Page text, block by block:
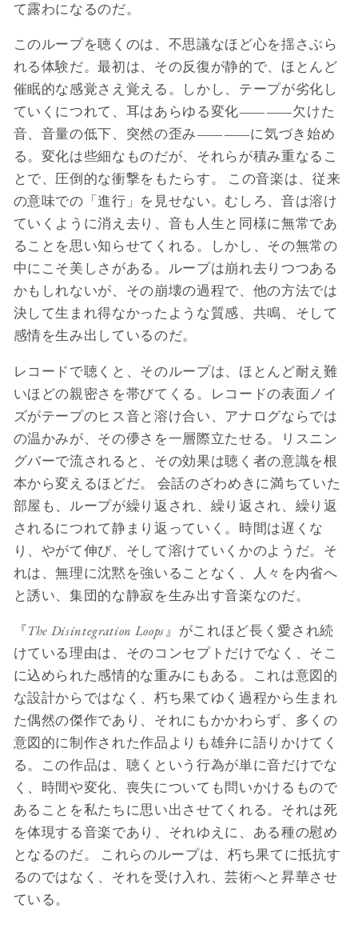
て露わになるのだ。
このループを聴くのは、不思議なほど心を揺さぶら
れる体験だ。最初は、その反復が静的で、ほとんど
催眠的な感覚さえ覚える。しかし、テープが劣化し
ていくにつれて、耳はあらゆる変化――欠けた
音、音量の低下、突然の歪み――に気づき始め
る。変化は些細なものだが、それらが積み重なるこ
とで、圧倒的な衝撃をもたらす。 この音楽は、従来
の意味での「進行」を見せない。むしろ、音は溶け
ていくように消え去り、音も人生と同様に無常であ
ることを思い知らせてくれる。しかし、その無常の
中にこそ美しさがある。ループは崩れ去りつつある
かもしれないが、その崩壊の過程で、他の方法では
決して生まれ得なかったような質感、共鳴、そして
感情を生み出しているのだ。
レコードで聴くと、そのループは、ほとんど耐え難
いほどの親密さを帯びてくる。レコードの表面ノイ
ズがテープのヒス音と溶け合い、アナログならでは
の温かみが、その儚さを一層際立たせる。リスニン
グバーで流されると、その効果は聴く者の意識を根
本から変えるほどだ。 会話のざわめきに満ちていた
部屋も、ループが繰り返され、繰り返され、繰り返
されるにつれて静まり返っていく。時間は遅くな
り、やがて伸び、そして溶けていくかのようだ。そ
れは、無理に沈黙を強いることなく、人々を内省へ
と誘い、集団的な静寂を生み出す音楽なのだ。
『The Disintegration Loops』がこれほど長く愛され続
けている理由は、そのコンセプトだけでなく、そこ
に込められた感情的な重みにもある。これは意図的
な設計からではなく、朽ち果てゆく過程から生まれ
た偶然の傑作であり、それにもかかわらず、多くの
意図的に制作された作品よりも雄弁に語りかけてく
る。この作品は、聴くという行為が単に音だけでな
く、時間や変化、喪失についても問いかけるもので
あることを私たちに思い出させてくれる。それは死
を体現する音楽であり、それゆえに、ある種の慰め
となるのだ。 これらのループは、朽ち果てに抵抗す
るのではなく、それを受け入れ、芸術へと昇華させ
ている。